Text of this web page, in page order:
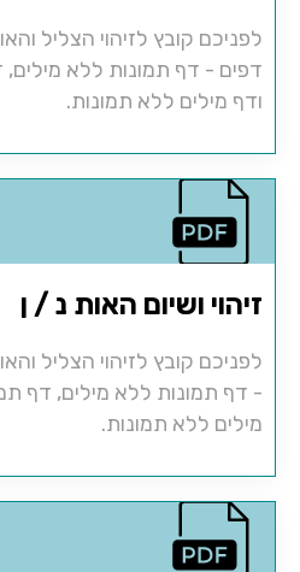
לפניכם קובץ לזיהוי הצליל
דפים - דף תמונות ללא מילים,
ודף מילים ללא תמונות.
זיהוי ושיום האות נ / ן
לפניכם קובץ לזיהוי הצליל
- דף תמונות ללא מילים, דף
מילים ללא תמונות.